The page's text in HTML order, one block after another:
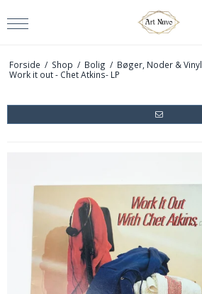
Forside / Shop / Bolig / Bøger, Noder & Vinyl
Work it out - Chet Atkins- LP